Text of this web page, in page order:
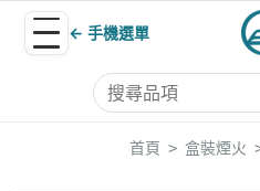
← 手機選單
首頁 > 盒裝煙火